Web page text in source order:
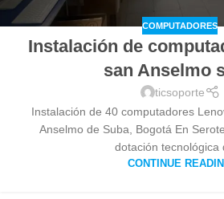
COMPUTADORES
Instalación de
san Anselmo
ticsoporte
Instalación de 40 computadores
Anselmo de Suba, Bogotá En
dotación tecnológica
CONTINUE